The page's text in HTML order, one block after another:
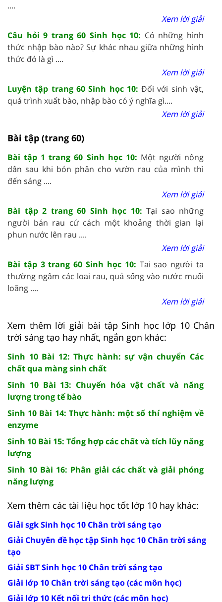
....
Xem lời giải
Câu hỏi 9 trang 60 Sinh học 10: Có những hình
thức nhập bào nào? Sự khác nhau giữa những hình
thức đó là gì ....
Xem lời giải
Luyện tập trang 60 Sinh học 10:Đối với sinh vật,
quá trình xuất bào, nhập bào có ý nghĩa gì....
Xem lời giải
Bài tập (trang 60)
Bài tập 1 trang 60 Sinh học 10: Một người nông
dân sau khi bón phân cho vườn rau của mình thì
đến sáng ....
Xem lời giải
Bài tập 2 trang 60 Sinh học 10: Tại sao những
người bán rau cứ cách một khoảng thời gian lại
phun nước lên rau ....
Xem lời giải
Bài tập 3 trang 60 Sinh học 10: Tại sao người ta
thường ngâm các loại rau, quả sống vào nước muối
loãng ....
Xem lời giải
Xem thêm lời giải bài tập Sinh học lớp 10 Chân
trời sáng tạo hay nhất, ngắn gọn khác:
Sinh 10 Bài 12: Thực hành: sự vận chuyển Các
chất qua màng sinh chất
Sinh 10 Bài 13: Chuyển hóa vật chất và năng
lượng trong tế bào
Sinh 10 Bài 14: Thực hành: một số thí nghiệm về
enzyme
Sinh 10 Bài 15: Tổng hợp các chất và tích lũy năng
lượng
Sinh 10 Bài 16: Phân giải các chất và giải phóng
năng lượng
Xem thêm các tài liệu học tốt lớp 10 hay khác:
Giải sgk Sinh học 10 Chân trời sáng tạo
Giải Chuyên đề học tập Sinh học 10 Chân trời sáng
tạo
Giải SBT Sinh học 10 Chân trời sáng tạo
Giải lớp 10 Chân trời sáng tạo (các môn học)
Giải lớp 10 Kết nối tri thức (các môn học)